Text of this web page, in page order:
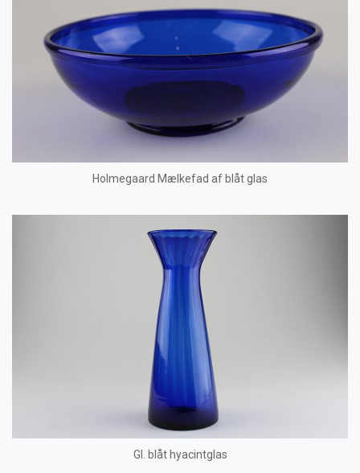
Holmegaard Mælkefad af blåt glas
Gl. blåt hyacintglas